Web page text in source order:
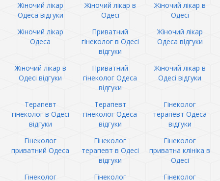
Жіночий лікар
Одеса відгуки
Жіночий лікар в
Одесі
Жіночий лікар в
Одесі
Жіночий лікар
Одеса
Приватний
гінеколог в Одесі
відгуки
Жіночий лікар
Одеса відгуки
Жіночий лікар в
Одесі відгуки
Приватний
гінеколог Одеса
відгуки
Жіночий лікар в
Одесі відгуки
Терапевт
гінеколог в Одесі
відгуки
Терапевт
гінеколог Одеса
відгуки
Гінеколог
терапевт Одеса
відгуки
Гінеколог
приватний Одеса
Гінеколог
терапевт в Одесі
відгуки
Гінеколог
приватна клініка в
Одесі
Гінеколог
Гінеколог
Гінеколог